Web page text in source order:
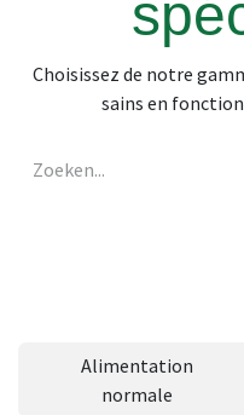
Choisissez de notre
sains en
Alimentation
normale